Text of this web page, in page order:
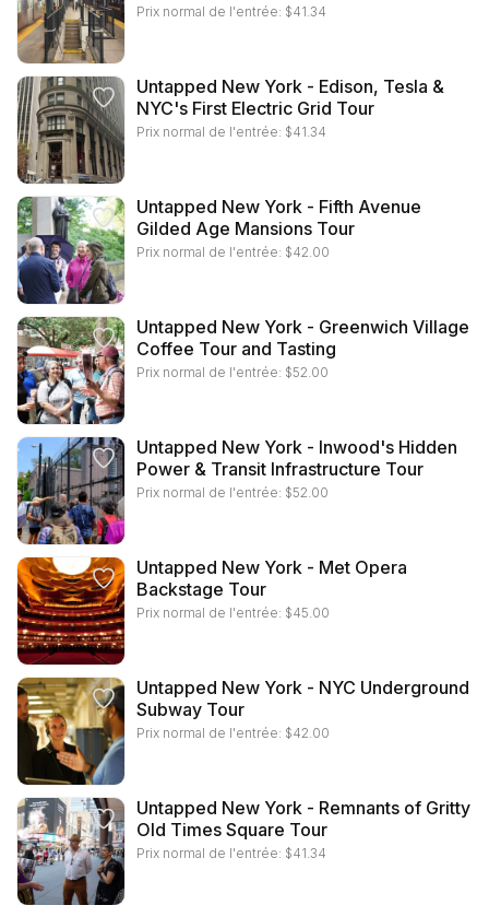
Prix normal de l'entrée: $41.34
Untapped New York - Edison, Tesla &
NYC's First Electric Grid Tour
Prix normal de l'entrée: $41.34
Untapped New York - Fifth Avenue
Gilded Age Mansions Tour
Prix normal de l'entrée: $42.00
Untapped New York - Greenwich Village
Coffee Tour and Tasting
Prix normal de l'entrée: $52.00
Untapped New York - Inwood's Hidden
Power & Transit Infrastructure Tour
Prix normal de l'entrée: $52.00
Untapped New York - Met Opera
Backstage Tour
Prix normal de l'entrée: $45.00
Untapped New York - NYC Underground
Subway Tour
Prix normal de l'entrée: $42.00
Untapped New York - Remnants of Gritty
Old Times Square Tour
Prix normal de l'entrée: $41.34